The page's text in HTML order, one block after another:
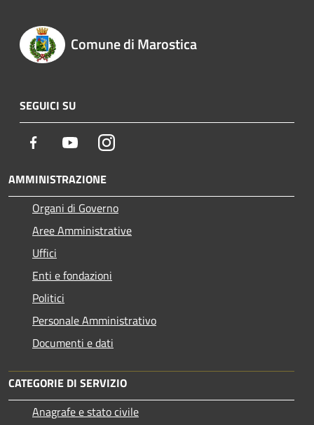
Comune di Marostica
SEGUICI SU
Facebook YoutubeInstagram
AMMINISTRAZIONE
Organi di Governo
Aree Amministrative
Uffici
Enti e fondazioni
Politici
Personale Amministrativo
Documenti e dati
CATEGORIE DI SERVIZIO
Anagrafe e stato civile